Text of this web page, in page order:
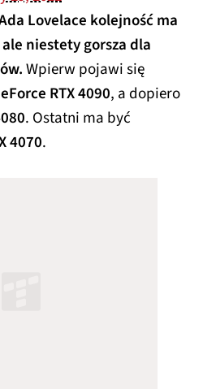
Lovelace kolejność ma
niestety gorsza dla
Wpierw pojawi się
RTX 4090, a dopiero
. Ostatni ma być
4070.